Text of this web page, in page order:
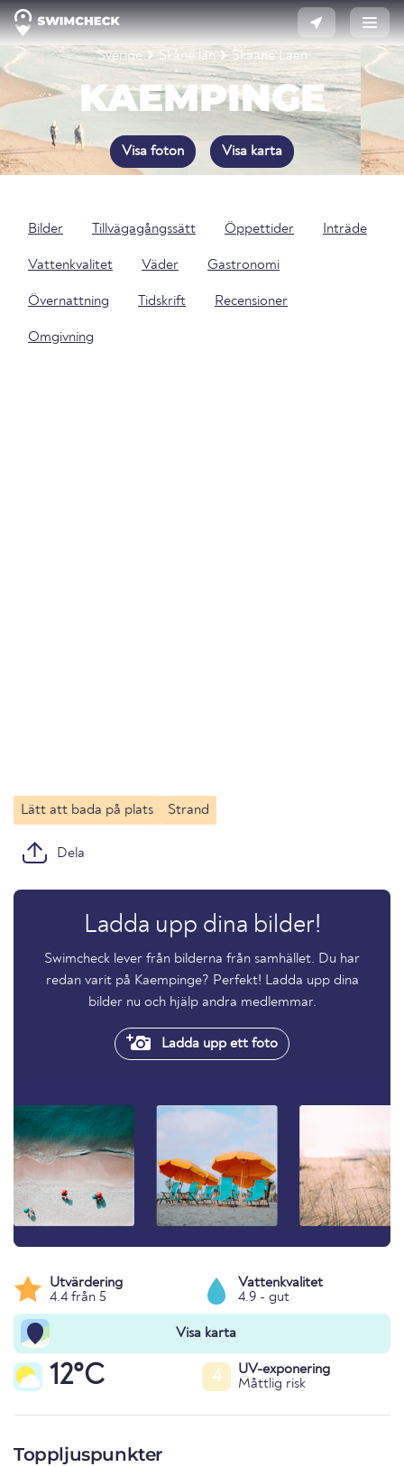
Sverige Skåne län Skaane Laen
KAEMPINGE
Visa foton Visa karta
Bilder Tillvägagångssätt Öppettider Inträde
Vattenkvalitet Väder Gastronomi
Övernattning Tidskrift Recensioner
Omgivning
Lätt att bada på plats Strand
Dela
Ladda upp dina bilder!
Swimcheck lever från bilderna från samhället. Du har
redan varit på Kaempinge? Perfekt! Ladda upp dina
bilder nu och hjälp andra medlemmar.
Ladda upp ett foto
Utvärdering
4.4 från 5
Vattenkvalitet
4.9 - gut
Visa karta
12°C 4
UV-exponering
Måttlig risk
Toppljuspunkter